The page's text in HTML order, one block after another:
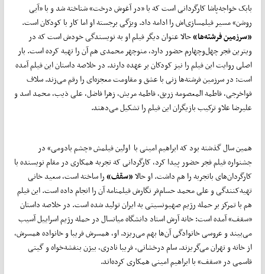
بابک خواجه‌پاشا کارگردانی است که با «در آغوش درخت» شناخته شد و با «آبی
روشن» مسیر فیلمسازی‌اش را ادامه داد. ویژگی برجسته او اما کار با کودکان است.
«سرزمین فرشته‌ها»حالا عنوان دیگر فیلم او به نویسندگی‌ خودش است که در
ویترین فجر چهل‌وچهارم حضور دارد، منوچهر محمدی هم آن را تهیه کرده است. بار
اصلی روایت این فیلم را نیز کودکان بر عهده دارند. در خلاصه داستان این فیلم آمده
است: در سرزمین فرشته‌ها زنی با عشق و مقاومت معجزه‌ای را رقم می‌زند. سلاف
فواخرجی، فاطمه المعصومه زریق، فاطمه مریش، زهرا فاضل، علی ذیب، محمد اسد و
علیرضا علاو ترکیب بازیگران این فیلم را تشکیل می‌دهند.
همین سال گذشته بود که ابراهیم امینی با اولین فیلمش «چشم بادومی» در
جشنواره فیلم فجر حضور پیدا کرد، کارگردانی که تجربه همکاری در مقام نویسنده با
کارگردان‌های باتجربه را هم داشت. او حالا«سقف»را ساخته است، سعید خانی
تهیه‌کنندگی و علی محمد حسام‌فر نگارش فیلمنامه آن را انجام داده است. این فیلم
هم با تمرکز بر حمله رژیم صهیونسیتی به ایران تولید شده است. در خلاصه داستان
«سقف» آمده است: خانه آرش استاد دانشگاه میانسال در حمله رژیم اسراییل آسیب
می‌بیند و عروسی خانوادگی آن‌ها بهم می‌ریزد. او، همسرش فریبا و خانواده همسرش،
از خانه و تهران می‌گریزند. سام درخشانی، فریبا نادری، بیژن بنفشه‌خواه و گیتی
قاسمی در «سقف» با ابراهیم امینی همکاری کرده‌اند.